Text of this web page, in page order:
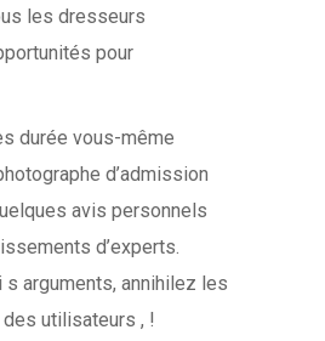
les dresseurs
pour
durée vous-même
d’admission
avis personnels
d’experts.
s arguments, annihilez les
utilisateurs , !